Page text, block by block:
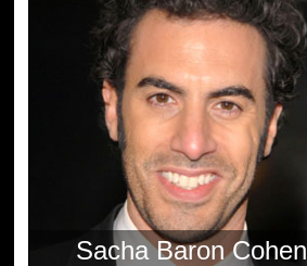
Sacha Baron Cohen